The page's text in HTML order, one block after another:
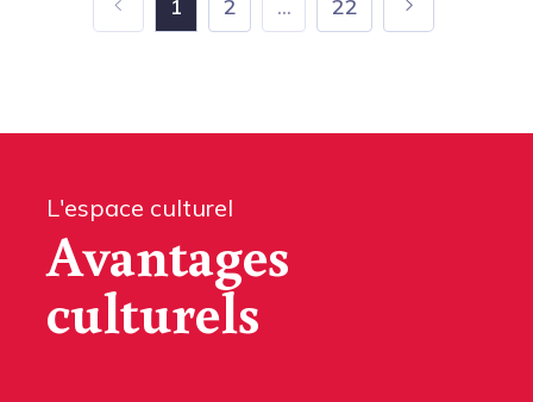
1 2 ... 22
L'espace culturel
Avantages
culturels